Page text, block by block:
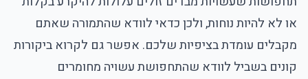
או לא להיות נוחות, ולכן כדאי לוודא שהתמורה שאתם
מקבלים עומדת בציפיות שלכם. אפשר גם לקרוא ביקורות
קונים בשביל לוודא שהתחפושת עשויה מחומרים